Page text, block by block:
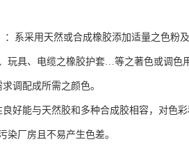
采用天然或合成橡胶添加适量之色粉
玩具、电缆之橡胶护套…等之著色或调色
调配成所需之颜色。
好能与天然胶和多种合成胶相容，对色
染厂房且不易产生色差。